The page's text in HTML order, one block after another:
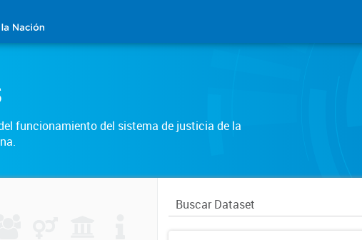
funcionamiento del sistema de justicia de la